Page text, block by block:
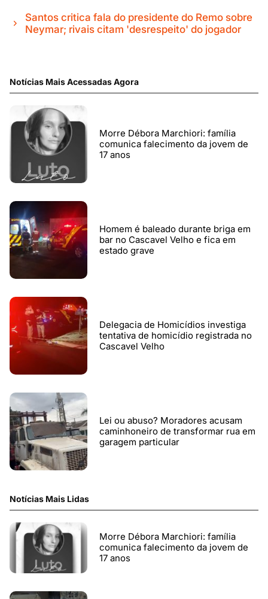
Santos critica fala do presidente do Remo sobre
Neymar; rivais citam 'desrespeito' do jogador
Notícias Mais Acessadas Agora
Morre Débora Marchiori: família
comunica falecimento da jovem de
17 anos
Homem é baleado durante briga em
bar no Cascavel Velho e fica em
estado grave
Delegacia de Homicídios investiga
tentativa de homicídio registrada no
Cascavel Velho
Lei ou abuso? Moradores acusam
caminhoneiro de transformar rua em
garagem particular
Notícias Mais Lidas
Morre Débora Marchiori: família
comunica falecimento da jovem de
17 anos